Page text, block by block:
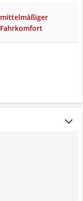
mittelmäßiger
Fahrkomfort